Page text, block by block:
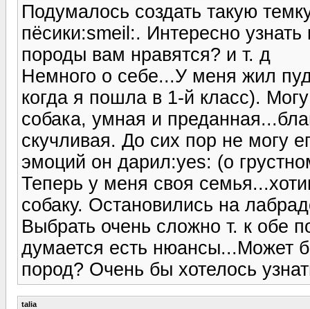
Подумалось создать такую
пёсики:smeil:. Интересно
породы вам нравятся? и т. д
Немного о себе...У меня жил
когда я пошла в 1-й класс).
собака, умная и
скучливая. До сих пор не могу
эмоций он дарил:yes: (о
Теперь у меня своя
собаку. Остановились на
Выбрать очень сложно т. к обе
думается есть нюансы...Может
пород? Очень бы хотелось
talia